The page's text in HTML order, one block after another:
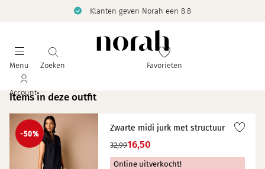
Klanten geven Norah een 8.8
Menu Zoeken Favorieten
Account
Items in deze outfit
-50%
Zwarte midi jurk met structuur
32,9916,50
Online uitverkocht!